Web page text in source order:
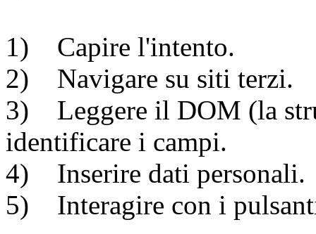
1) Capire l'intento.
2) Navigare su siti terzi.
3) Leggere il DOM (la
identificare i campi.
4) Inserire dati personali.
5) Interagire con i